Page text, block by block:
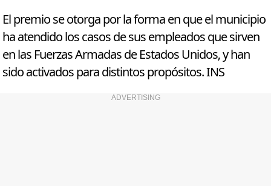
El premio se otorga por la forma en que el municipio
ha atendido los casos de sus empleados que sirven
en las Fuerzas Armadas de Estados Unidos, y han
sido activados para distintos propósitos. INS
ADVERTISING